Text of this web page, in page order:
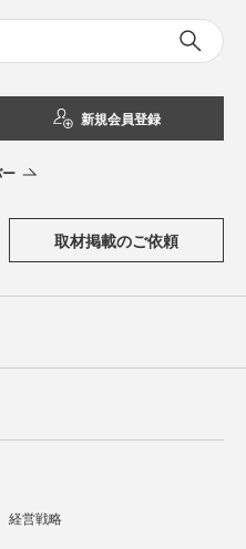
新規会員登録
取材掲載のご依頼
経営戦略